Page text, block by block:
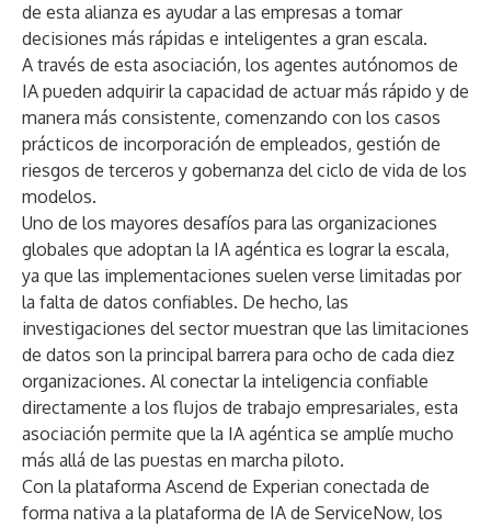
de esta alianza es ayudar a las empresas a tomar
decisiones más rápidas e inteligentes a gran escala.
A través de esta asociación, los agentes autónomos de
IA pueden adquirir la capacidad de actuar más rápido y de
manera más consistente, comenzando con los casos
prácticos de incorporación de empleados, gestión de
riesgos de terceros y gobernanza del ciclo de vida de los
modelos.
Uno de los mayores desafíos para las organizaciones
globales que adoptan la IA agéntica es lograr la escala,
ya que las implementaciones suelen verse limitadas por
la falta de datos confiables. De hecho, las
investigaciones del sectormuestran que las limitaciones
de datos son la principal barrera para ocho de cada diez
organizaciones. Al conectar la inteligencia confiable
directamente a los flujos de trabajo empresariales, esta
asociación permite que la IA agéntica se amplíe mucho
más allá de las puestas en marcha piloto.
Con la plataforma Ascend de Experian conectada de
forma nativa a la plataforma de IA de ServiceNow, los